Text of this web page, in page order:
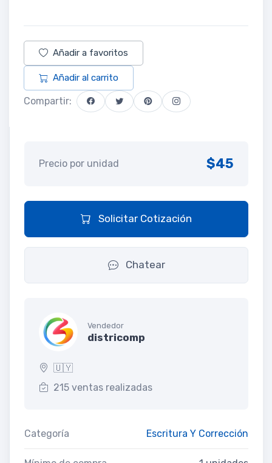
Añadir a favoritos
Añadir al carrito
Compartir:
Precio por unidad $45
Solicitar Cotización
Chatear
Vendedor
districomp
🇺🇾
215 ventas realizadas
Categoría Escritura Y Corrección